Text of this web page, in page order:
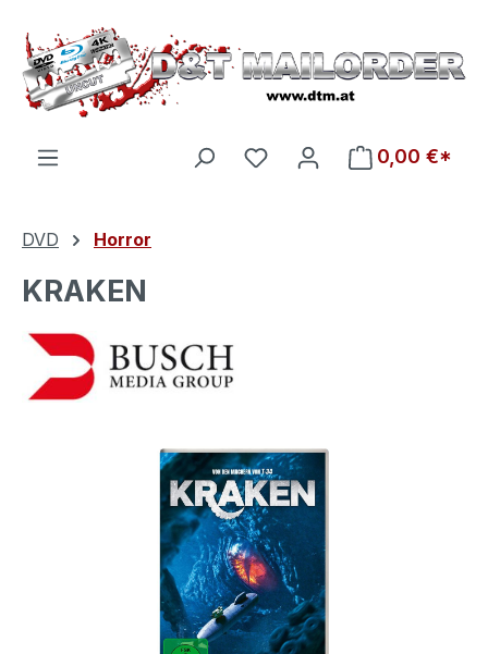
Zum Hauptinhalt springen
Du hast 0 Produkte auf
0,00 €*
DVD Horror
KRAKEN
Bildergalerie überspringen